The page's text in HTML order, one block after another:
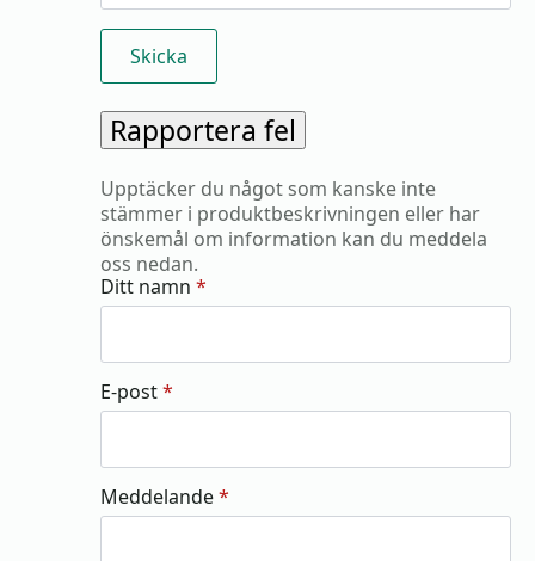
Rapportera fel
Upptäcker du något som kanske inte
stämmer i produktbeskrivningen eller har
önskemål om information kan du meddela
oss nedan.
Ditt namn *
E-post*
Meddelande*